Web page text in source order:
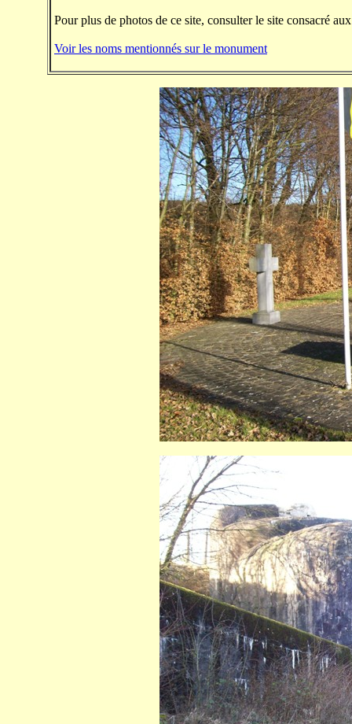
Pour plus de photos de ce site, consulter le site consacré
Voir les noms mentionnés sur le monument